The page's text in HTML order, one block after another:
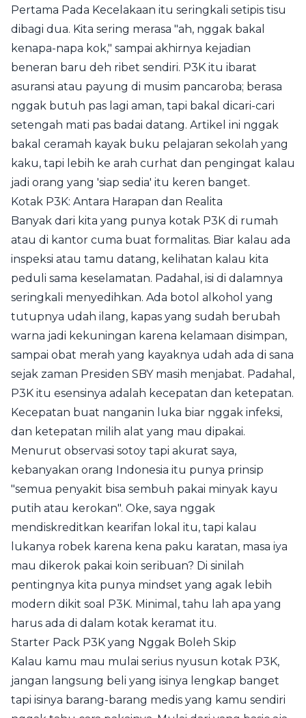
Pertama Pada Kecelakaan itu seringkali setipis tisu
dibagi dua. Kita sering merasa "ah, nggak bakal
kenapa-napa kok," sampai akhirnya kejadian
beneran baru deh ribet sendiri. P3K itu ibarat
asuransi atau payung di musim pancaroba; berasa
nggak butuh pas lagi aman, tapi bakal dicari-cari
setengah mati pas badai datang. Artikel ini nggak
bakal ceramah kayak buku pelajaran sekolah yang
kaku, tapi lebih ke arah curhat dan pengingat kalau
jadi orang yang 'siap sedia' itu keren banget.
Kotak P3K: Antara Harapan dan Realita
Banyak dari kita yang punya kotak P3K di rumah
atau di kantor cuma buat formalitas. Biar kalau ada
inspeksi atau tamu datang, kelihatan kalau kita
peduli sama keselamatan. Padahal, isi di dalamnya
seringkali menyedihkan. Ada botol alkohol yang
tutupnya udah ilang, kapas yang sudah berubah
warna jadi kekuningan karena kelamaan disimpan,
sampai obat merah yang kayaknya udah ada di sana
sejak zaman Presiden SBY masih menjabat. Padahal,
P3K itu esensinya adalah kecepatan dan ketepatan.
Kecepatan buat nanganin luka biar nggak infeksi,
dan ketepatan milih alat yang mau dipakai.
Menurut observasi sotoy tapi akurat saya,
kebanyakan orang Indonesia itu punya prinsip
"semua penyakit bisa sembuh pakai minyak kayu
putih atau kerokan". Oke, saya nggak
mendiskreditkan kearifan lokal itu, tapi kalau
lukanya robek karena kena paku karatan, masa iya
mau dikerok pakai koin seribuan? Di sinilah
pentingnya kita punya mindset yang agak lebih
modern dikit soal P3K. Minimal, tahu lah apa yang
harus ada di dalam kotak keramat itu.
Starter Pack P3K yang Nggak Boleh Skip
Kalau kamu mau mulai serius nyusun kotak P3K,
jangan langsung beli yang isinya lengkap banget
tapi isinya barang-barang medis yang kamu sendiri